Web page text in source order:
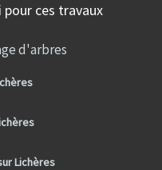
pour ces travaux
d'arbres
Lichères